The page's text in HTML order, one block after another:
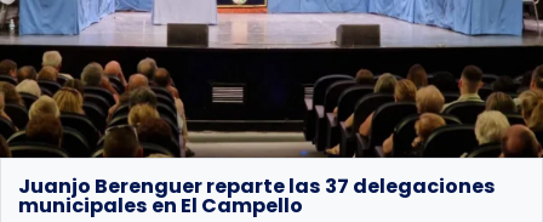
Juanjo Berenguer reparte las 37 delegaciones
municipales en El Campello